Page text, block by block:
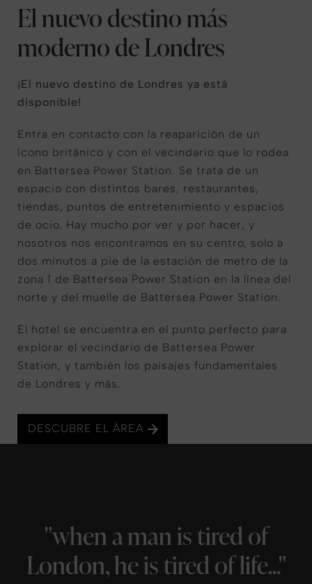
El nuevo destino más
moderno de Londres
¡El nuevo destino de Londres ya está
disponible!
Entra en contacto con la reaparición de un
ícono británico y con el vecindario que lo rodea
en Battersea Power Station. Se trata de un
espacio con distintos bares, restaurantes,
tiendas, puntos de entretenimiento y espacios
de ocio. Hay mucho por ver y por hacer, y
nosotros nos encontramos en su centro, solo a
dos minutos a pie de la estación de metro de la
zona 1 de Battersea Power Station en la línea del
norte y del muelle de Battersea Power Station.
El hotel se encuentra en el punto perfecto para
explorar el vecindario de Battersea Power
Station, y también los paisajes fundamentales
de Londres y más.
DESCUBRE EL ÁREA
"when a man is tired of
London, he is tired of life..."